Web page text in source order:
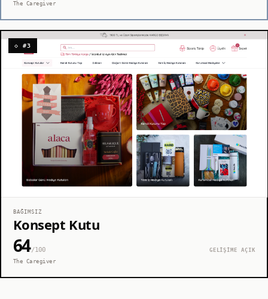
The Caregiver
◇ #3
BAĞIMSIZ
Konsept Kutu
64/100
GELİŞİME AÇIK
The Caregiver